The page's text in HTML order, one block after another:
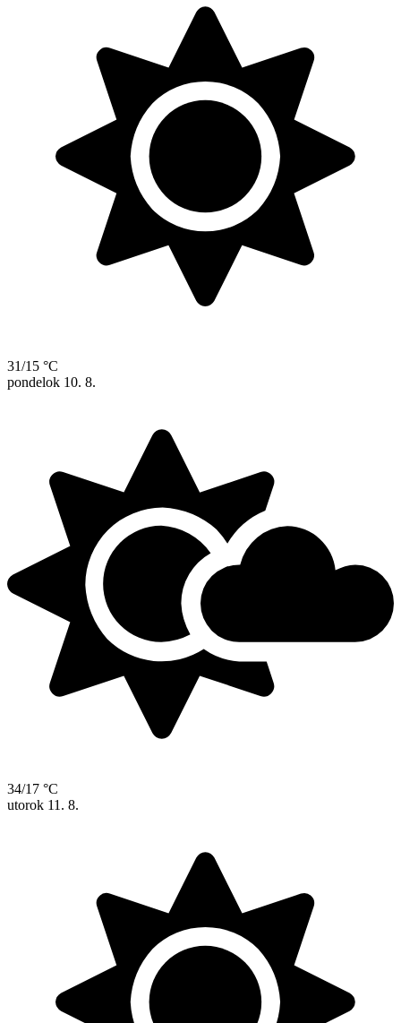
31/15 °C
pondelok 10. 8.
34/17 °C
utorok 11. 8.